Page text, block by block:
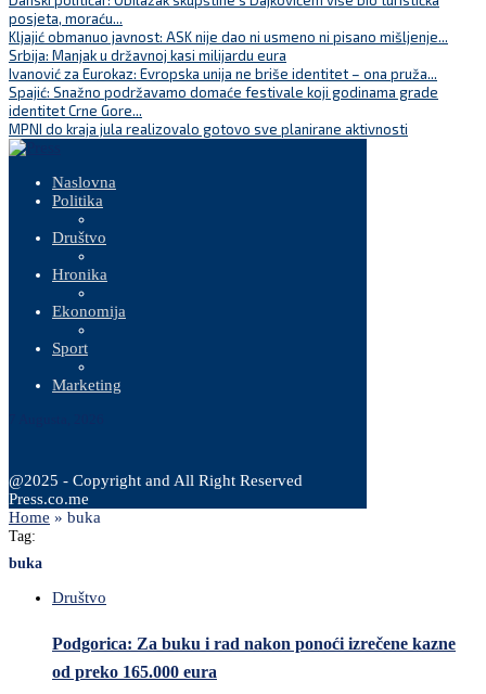
posjeta, moraću...
Kljajić obmanuo javnost: ASK nije dao ni usmeno ni pisano mišljenje...
Srbija: Manjak u državnoj kasi milijardu eura
Ivanović za Eurokaz: Evropska unija ne briše identitet – ona pruža...
Spajić: Snažno podržavamo domaće festivale koji godinama grade
identitet Crne Gore...
MPNI do kraja jula realizovalo gotovo sve planirane aktivnosti
Naslovna
Politika
Društvo
Hronika
Ekonomija
Sport
Marketing
@2025 - Copyright and All Right Reserved
Press.co.me
Home » buka
Tag:
buka
Društvo
Podgorica: Za buku i rad nakon ponoći izrečene kazne
od preko 165.000 eura